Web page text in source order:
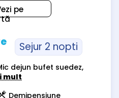
pe
Sejur 2 nopti
dejun bufet suedez,
mult
Demipensiune